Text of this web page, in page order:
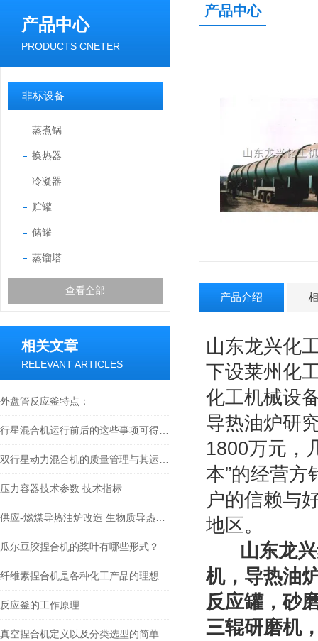
产品中心
PRODUCTS CNETER
非标设备
蒸煮锅
换热器
冷凝器
贮罐
储罐
蒸馏塔
查看全部
相关文章
RELEVANT ARTICLES
外盘管反应釜特点：
压力容器技术参数 技术指标
瓜尔豆胶捏合机的桨叶有哪些形式？
反应釜的工作原理
产品中心
产品介绍
山东龙兴化
下设莱州化
化工机械设
导热油炉研
1800万元，
本”的经营方
户的信赖与
地区。
山东龙
机，导热油
反应罐，砂
三辊研磨机